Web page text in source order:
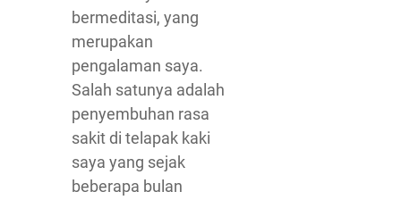
bermeditasi, yang
merupakan
pengalaman saya.
Salah satunya adalah
penyembuhan rasa
sakit di telapak kaki
saya yang sejak
beberapa bulan